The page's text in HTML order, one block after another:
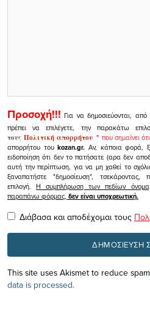
Προσοχή!!! Για να δημοσιεύονται,
πρέπει να επιλέγετε, την παρακάτω
τουςΠολιτική απορρήτου" που σημαίνει
απορρήτου τουkozan.gr. Αν, κάποια φορά,
ειδοποίηση ότι δεν το πατήσατε (αρα δεν
αυτή την περίπτωση, για να μη χαθεί το
ξαναπατήστε "δημοσίευση", τσεκάροντας,
επιλογή.Η συμπλήρωση των πεδίων
παραπάνω φόρμας, δεν είναι υποχρεωτική.
Διάβασα και αποδέχομαι τους
This site uses Akismet to reduce
data is processed.